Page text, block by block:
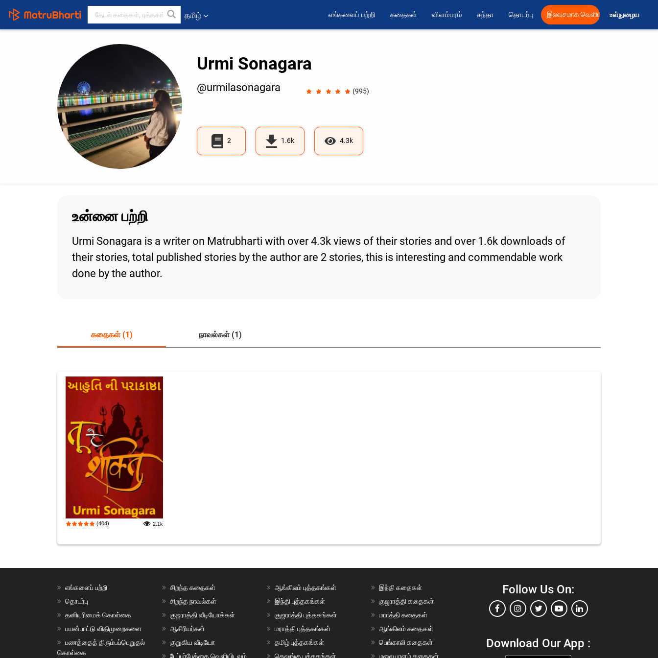
தமிழ் எங்களைப் பற்றி கதைகள் விளம்பரம் சந்தா தொடர்பு இலவசமாக வெளியிட உள்நுழைய
Urmi Sonagara
@urmilasonagara (995)
2 1.6k 4.3k
உன்னை பற்றி
Urmi Sonagara is a writer on Matrubharti with over 4.3k views of their stories and over 1.6k downloads of
their stories, total published stories by the author are 2 stories, this is interesting and commendable work
done by the author.
கதைகள் (1) நாவல்கள் (1)
(404) 2.1k
எங்களைப் பற்றி
தொடர்பு
தனியுரிமைக் கொள்கை
பயன்பாட்டு விதிமுறைகளை
பணத்தைத் திரும்பப்பெறுதல்
கொள்கை
சிறந்த கதைகள்
சிறந்த நாவல்கள்
குஜராத்தி வீடியோக்கள்
ஆசிரியர்கள்
குறுகிய வீடியோ
பேப்பர்பேக்கை வெளியிடவும்
ஆங்கிலம் புத்தகங்கள்
இந்தி புத்தகங்கள்
குஜராத்தி புத்தகங்கள்
மராத்தி புத்தகங்கள்
தமிழ் புத்தகங்கள்
தெலுங்கு புத்தகங்கள்
இந்தி கதைகள்
குஜராத்தி கதைகள்
மராத்தி கதைகள்
ஆங்கிலம் கதைகள்
பெங்காலி கதைகள்
மலையாளம் கதைகள்
Follow Us On:
Download Our App :